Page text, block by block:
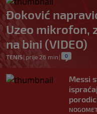
Đoković
Uzeo mikrofon,
na bini (VIDEO)
TENIS| prije 26 min | 0
Messi